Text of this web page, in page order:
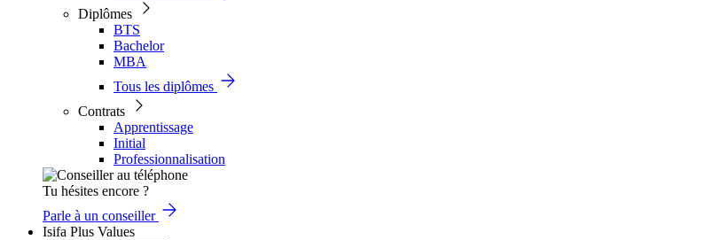
Diplômes
BTS
Bachelor
MBA
Tous les diplômes
Contrats
Apprentissage
Initial
Professionnalisation
Tu hésites encore ?
Parle à un conseiller
Isifa Plus Values